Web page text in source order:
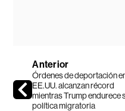
Anterior
Órdenes de deportación
EE.UU. alcanzan récord
mientras Trump endurece
política migratoria